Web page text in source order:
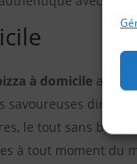
à domicile avec
savoureuses
le tout sans
à tout moment du